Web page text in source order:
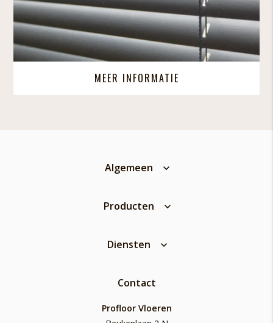
MEER INFORMATIE
Algemeen
Producten
Diensten
Contact
Profloor Vloeren